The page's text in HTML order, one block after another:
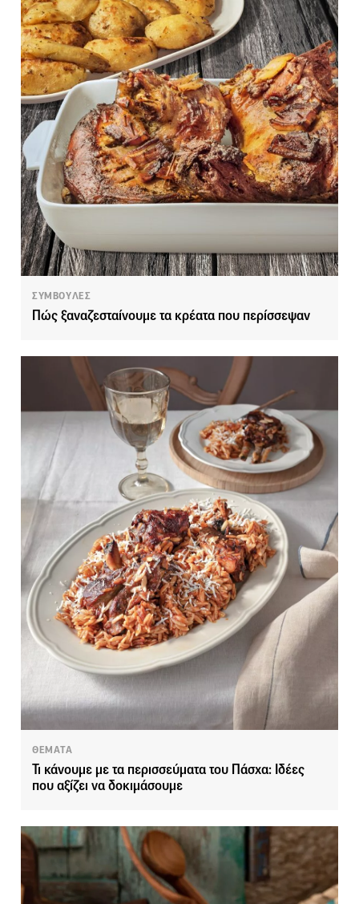
ΣΥΜΒΟΥΛΕΣ
Πώς ξαναζεσταίνουμε τα κρέατα που περίσσεψαν
ΘΕΜΑΤΑ
Τι κάνουμε με τα περισσεύματα του Πάσχα: Ιδέες
που αξίζει να δοκιμάσουμε